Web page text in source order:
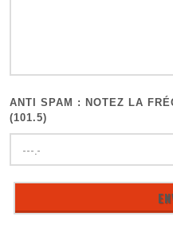
ANTI SPAM : NOTEZ LA
(101.5)